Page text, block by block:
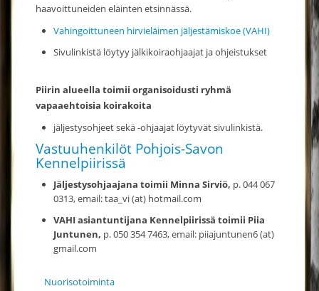
haavoittuneiden eläinten etsinnässä.
Vahingoittuneen hirvieläimen jäljestämiskoe (VAHI)
Sivulinkistä löytyy jälkikoiraohjaajat ja ohjeistukset
Piirin alueella toimii organisoidusti ryhmä
vapaaehtoisia koirakoita
jäljestysohjeet sekä -ohjaajat löytyvät sivulinkistä.
Vastuuhenkilöt Pohjois-Savon
Kennelpiirissä
Jäljestysohjaajana toimii Minna Sirviö, p. 044 067
0313, email: taa_vi (at) hotmail.com
VAHI asiantuntijana Kennelpiirissä toimii Piia
Juntunen, p. 050 354 7463, email: piiajuntunen6 (at)
gmail.com
Nuorisotoiminta